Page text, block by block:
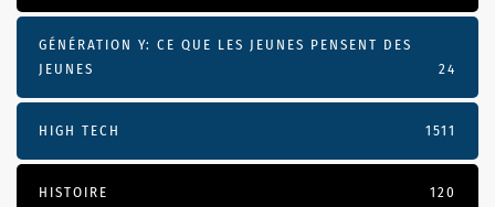
GÉNÉRATION Y: CE QUE LES JEUNES PENSENT DES
JEUNES
24
HIGH TECH 1511
HISTOIRE 120